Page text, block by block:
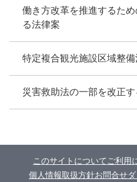
働き方改革を推進するた
る法律案
特定複合観光施設区域整備
災害救助法の一部を改正
このサイトについて ご利用
個人情報取扱方針お問合せ